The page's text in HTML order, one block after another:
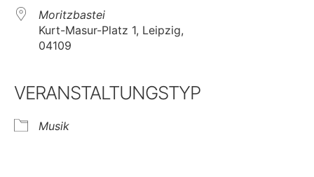
Moritzbastei
Kurt-Masur-Platz 1, Leipzig,
04109
VERANSTALTUNGSTYP
Musik